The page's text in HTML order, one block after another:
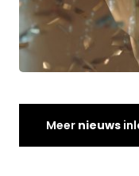
Meer nieuws